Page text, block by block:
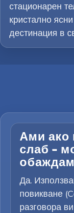
стационарен
кристално
дестинация в
Ами ако
слаб –
Да.
повикване
разговора